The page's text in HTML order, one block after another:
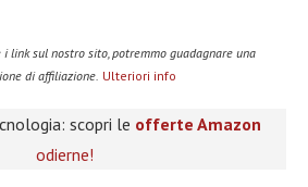
link sul nostro sito, potremmo guadagnare una
di affiliazione. Ulteriori info
scopri le offerte Amazon
odierne!